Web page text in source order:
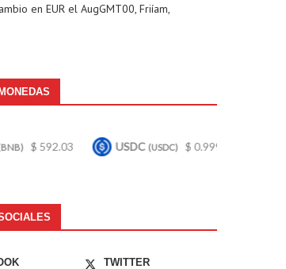
en EUR el AugGMT00, Friíam,
USDC(USDC) $ 0.999701 Bitcoin
TWITTER